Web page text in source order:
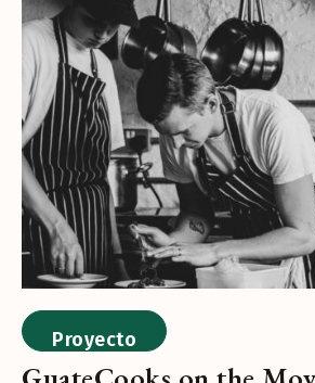
Proyecto